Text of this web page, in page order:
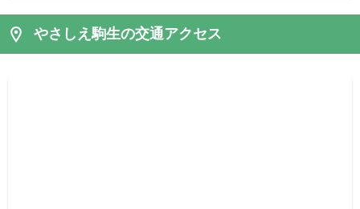
やさしえ駒生の交通アクセス